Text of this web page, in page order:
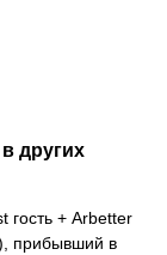
других
+ Arbetter
прибывший в